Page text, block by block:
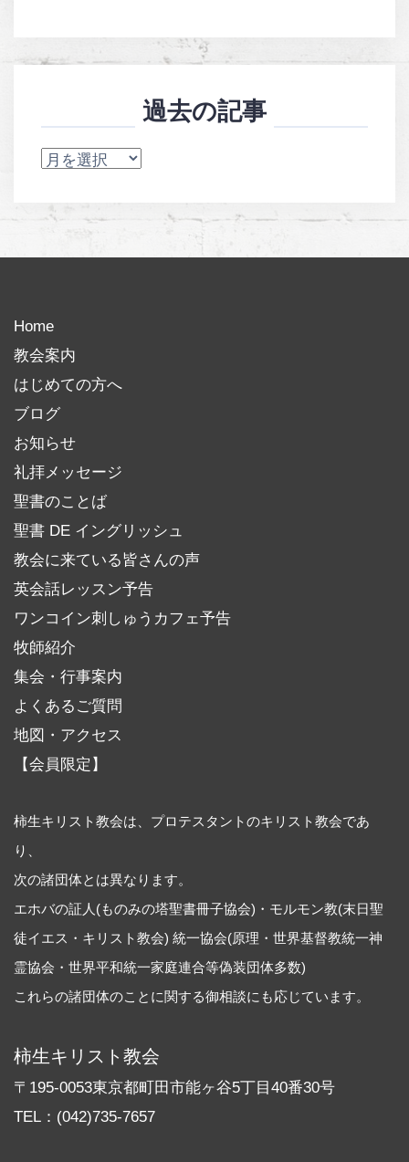
過去の記事
過
の
Home
教会案内
はじめての方へ
ブログ
お知らせ
礼拝メッセージ
聖書のことば
聖書 DE イングリッシュ
教会に来ている皆さんの声
英会話レッスン予告
ワンコイン刺しゅうカフェ予告
牧師紹介
集会・行事案内
よくあるご質問
地図・アクセス
【会員限定】
柿生キリスト教会は、プロテスタントのキリスト教会であ
り、
次の諸団体とは異なります。
エホバの証人(ものみの塔聖書冊子協会)・モルモン教(末日聖
徒イエス・キリスト教会) 統一協会(原理・世界基督教統一神
霊協会・世界平和統一家庭連合等偽装団体多数)
これらの諸団体のことに関する御相談にも応じています。
柿生キリスト教会
〒195-0053東京都町田市能ヶ谷5丁目40番30号
TEL：(042)735-7657